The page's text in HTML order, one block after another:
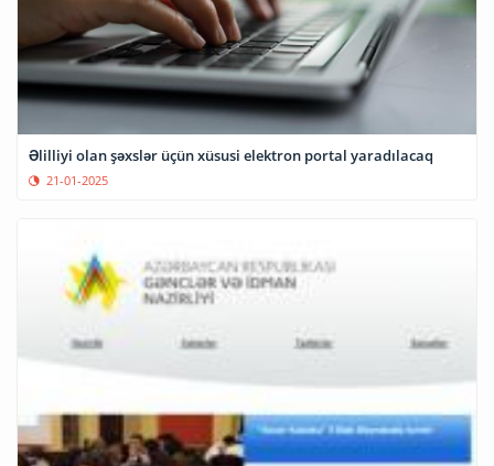
Əlilliyi olan şəxslər üçün xüsusi elektron portal yaradılacaq
21-01-2025